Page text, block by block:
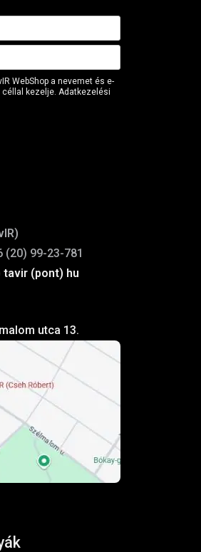
WebShop a nevemet és e-
kezelje. Adatkezelési
(20) 99-23-781
tavir (pont) hu
utca 13.